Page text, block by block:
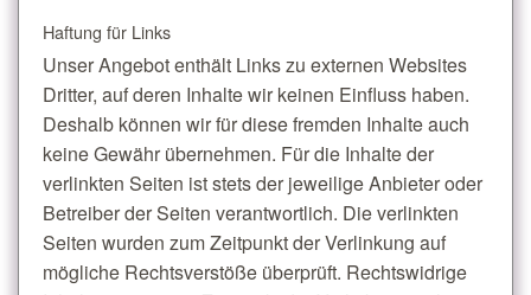
Haftung für Links
Unser Angebot enthält Links zu externen Websites
Dritter, auf deren Inhalte wir keinen Einfluss haben.
Deshalb können wir für diese fremden Inhalte auch
keine Gewähr übernehmen. Für die Inhalte der
verlinkten Seiten ist stets der jeweilige Anbieter oder
Betreiber der Seiten verantwortlich. Die verlinkten
Seiten wurden zum Zeitpunkt der Verlinkung auf
mögliche Rechtsverstöße überprüft. Rechtswidrige